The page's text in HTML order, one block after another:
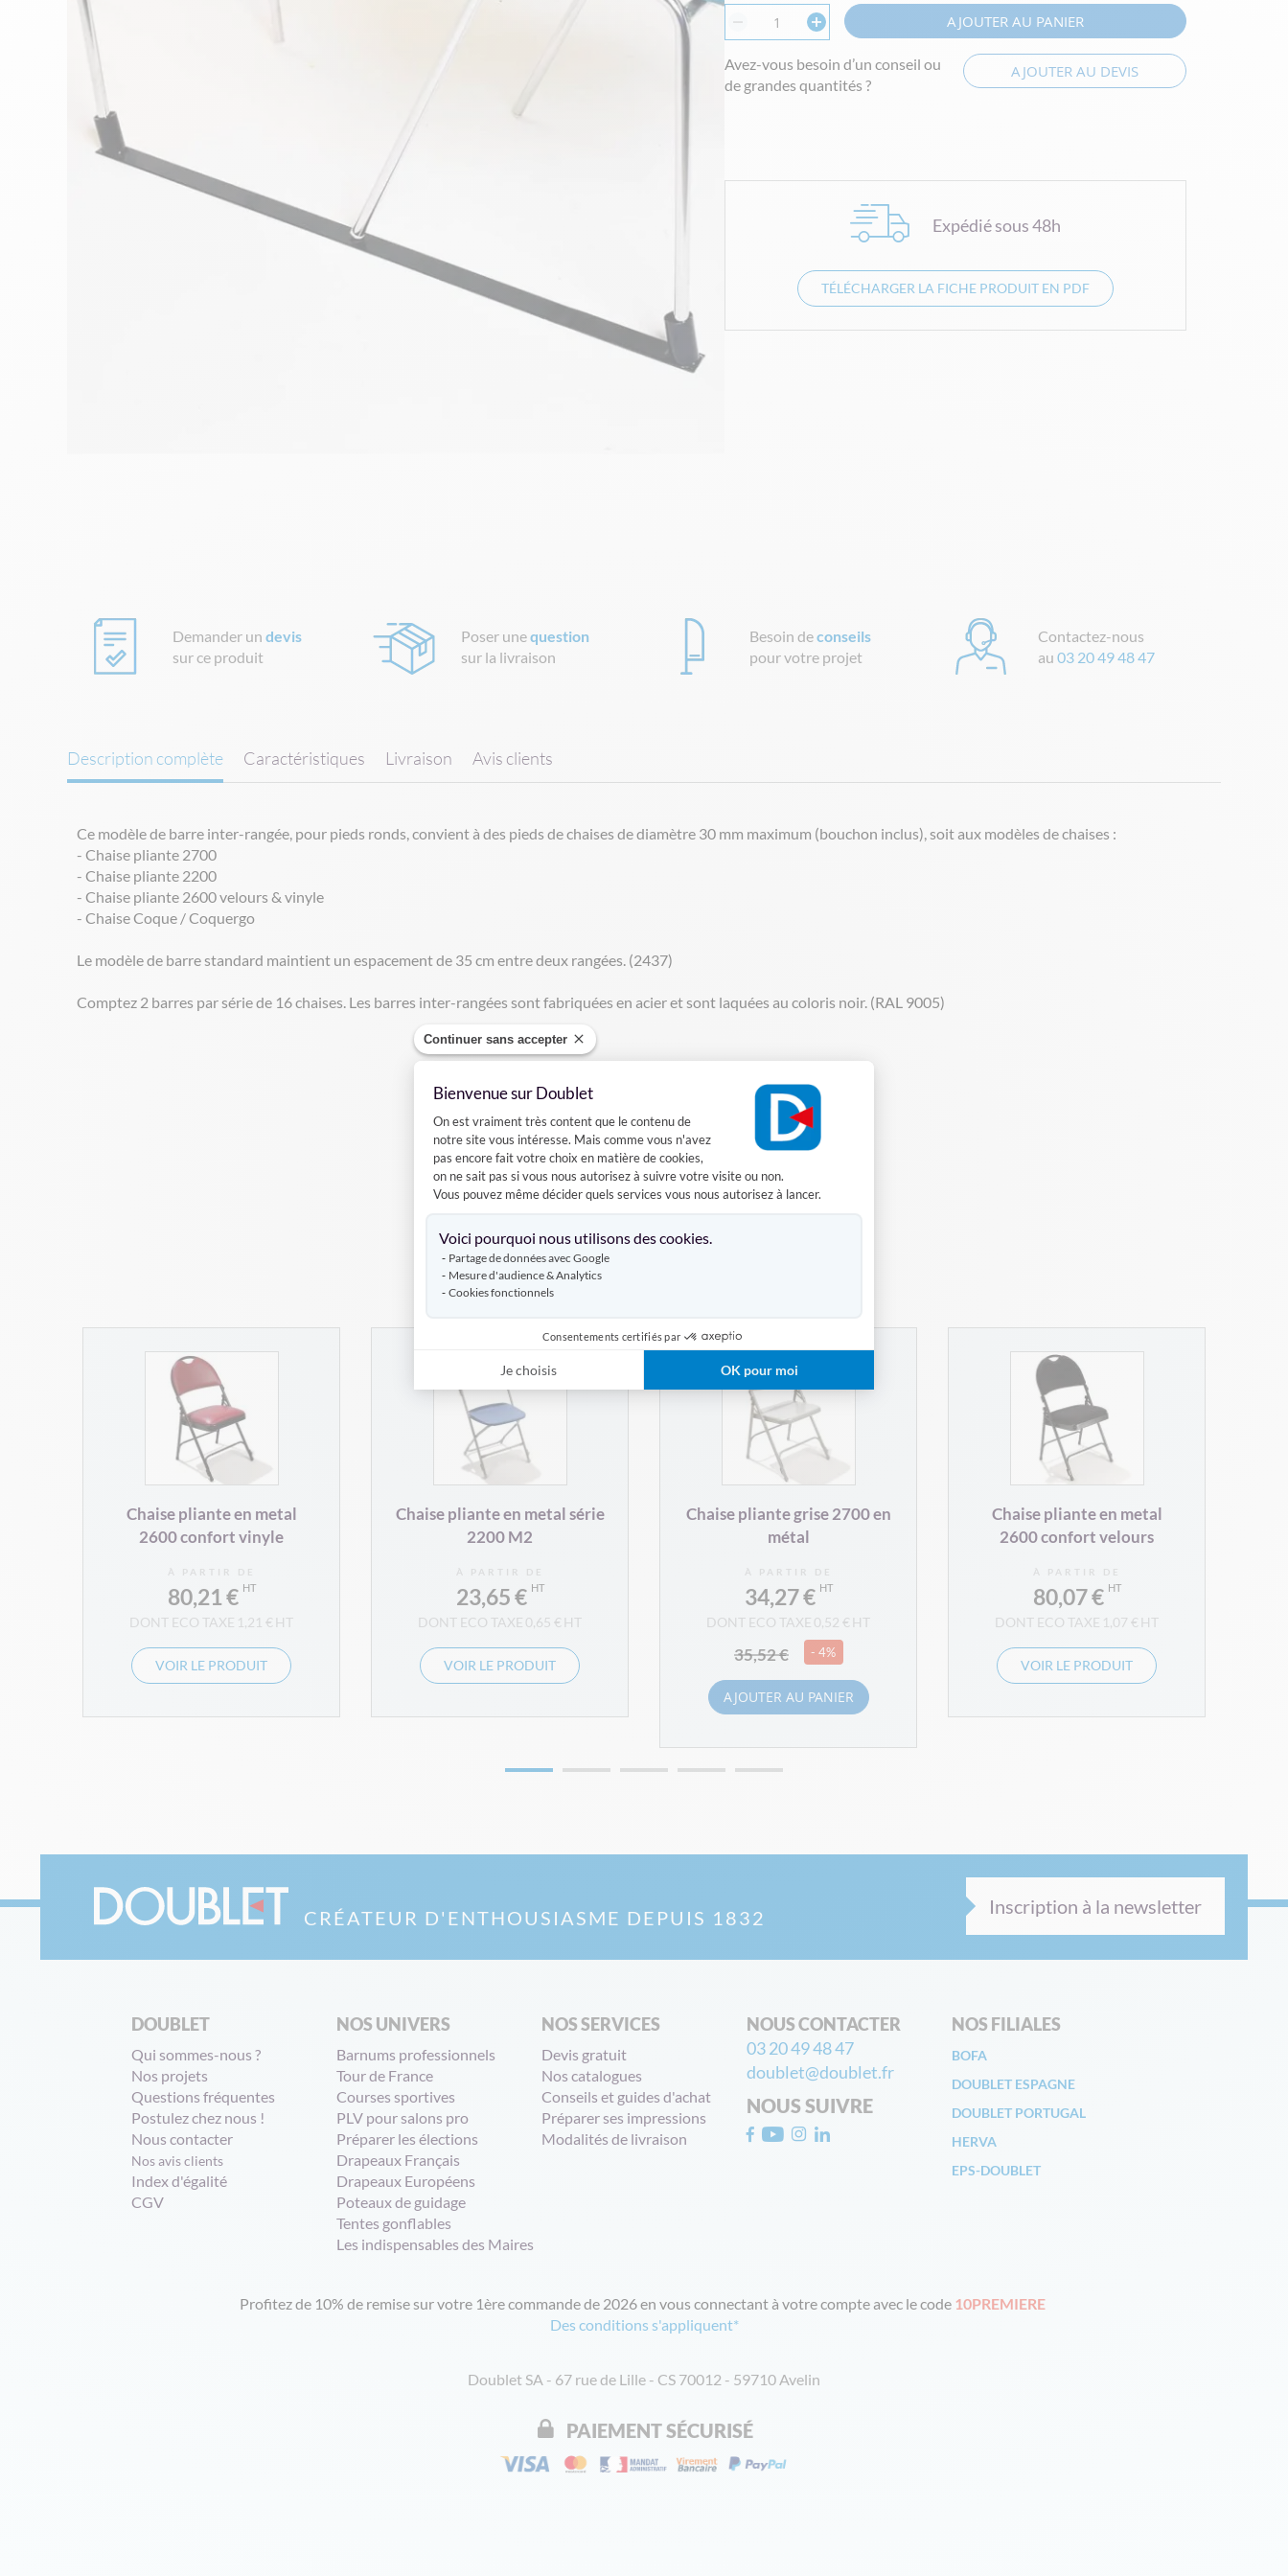
Continuer sans accepter
Bienvenue sur Doublet
Plateforme de Gestion du Consentement : Personnalisez vos Options
On est vraiment très content que le contenu de
notre site vous intéresse. Mais comme vous n'avez
pas encore fait votre choix en matière de cookies,
on ne sait pas si vous nous autorisez à suivre votre visite ou non.
Vous pouvez même décider quels services vous nous autorisez à lancer.
Voici pourquoi nous utilisons des cookies.
Partage de données avec Google
Mesure d'audience & Analytics
Cookies fonctionnels
Consentements certifiés par
Je choisis OK pour moi
AJOUTER AU PANIER
Avez-vous besoin d’un conseil ou
de grandes quantités ?
AJOUTER AU DEVIS
Expédié sous 48h
TÉLÉCHARGER LA FICHE PRODUIT EN PDF
Demander undevis
sur ce produit
Poser unequestion
sur la livraison
Besoin deconseils
pour votre projet
Contactez-nous
au 03 20 49 48 47
Description complète
Ce modèle de barre inter-rangée, pour pieds ronds, convient à des pieds de chaises de diamètre 30 mm maximum (bouchon inclus), soit aux modèles de chaises :
- Chaise pliante 2700
- Chaise pliante 2200
- Chaise pliante 2600 velours & vinyle
- Chaise Coque / Coquergo
Le modèle de barre standard maintient un espacement de 35 cm entre deux rangées. (2437)
Comptez 2 barres par série de 16 chaises. Les barres inter-rangées sont fabriquées en acier et sont laquées au coloris noir. (RAL 9005)
Caractéristiques Livraison Avis clients
DÉCOUVREZ AUSSI
CHAISE COLLECTIVITÉ CHAISE DE RÉUNION
Produits complémentaires
Chaise pliante en metal
2600 confort vinyle
À PARTIR DE
80,21 €
1,21 €
VOIR LE PRODUIT
Chaise pliante en metal série
2200 M2
À PARTIR DE
23,65 €
0,65 €
VOIR LE PRODUIT
Chaise pliante grise 2700 en
métal
À PARTIR DE
34,27 €
0,52 €
35,52 € - 4%
AJOUTER AU PANIER
Chaise pliante en metal
2600 confort velours
À PARTIR DE
80,07 €
1,07 €
VOIR LE PRODUIT
CRÉATEUR D'ENTHOUSIASME DEPUIS 1832 Inscription à la newsletter
DOUBLET
Qui sommes-nous ?
Nos projets
Questions fréquentes
Postulez chez nous !
Nous contacter
Nos avis clients
Index d'égalité
CGV
NOS UNIVERS
Barnums professionnels
Tour de France
Courses sportives
PLV pour salons pro
Préparer les élections
Drapeaux Français
Drapeaux Européens
Poteaux de guidage
Tentes gonflables
Les indispensables des Maires
NOS SERVICES
Devis gratuit
Nos catalogues
Conseils et guides d'achat
Préparer ses impressions
Modalités de livraison
NOUS CONTACTER
03 20 49 48 47
doublet@doublet.fr
NOUS SUIVRE
NOS FILIALES
BOFA
DOUBLET ESPAGNE
DOUBLET PORTUGAL
HERVA
EPS-DOUBLET
Profitez de 10% de remise sur votre 1ère commande de 2026 en vous connectant à votre compte avec le code 10PREMIERE
Des conditions s'appliquent*
Doublet SA - 67 rue de Lille - CS 70012 - 59710 Avelin
PAIEMENT SÉCURISÉ